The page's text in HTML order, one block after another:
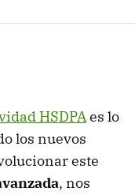
HSDPAes lo
los nuevos
este
, nos